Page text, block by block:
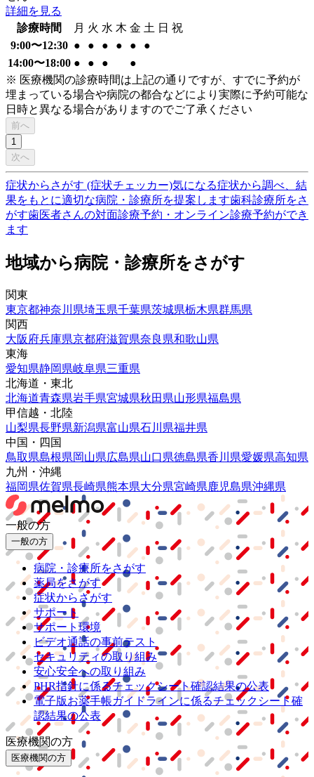
詳細を見る
診療時間
月 火 水 木 金 土 日 祝
9:00〜12:30 ● ● ● ● ●
●
14:00〜18:00 ● ● ●
●
※ 医療機関の診療時間は上記の通りですが、すでに予約が
埋まっている場合や病院の都合などにより実際に予約可能な
日時と異なる場合がありますのでご了承ください
前へ
1
次へ
症状からさがす (症状チェッカー)気になる症状から調べ、結
果をもとに適切な病院・診療所を提案します歯科診療所をさ
がす歯医者さんの対面診療予約・オンライン診療予約ができ
ます
地域から病院・診療所をさがす
関東
東京都神奈川県埼玉県千葉県茨城県栃木県群馬県
関西
大阪府兵庫県京都府滋賀県奈良県和歌山県
東海
愛知県静岡県岐阜県三重県
北海道・東北
北海道青森県岩手県宮城県秋田県山形県福島県
甲信越・北陸
山梨県長野県新潟県富山県石川県福井県
中国・四国
鳥取県島根県岡山県広島県山口県徳島県香川県愛媛県高知県
九州・沖縄
福岡県佐賀県長崎県熊本県大分県宮崎県鹿児島県沖縄県
一般の方
一般の方
病院・診療所をさがす
薬局をさがす
症状からさがす
サポート
サポート環境
ビデオ通話の事前テスト
セキュリティの取り組み
安心安全への取り組み
PHR指針に係るチェックシート確認結果の公表
電子版お薬手帳ガイドラインに係るチェックシート確
認結果の公表
医療機関の方
医療機関の方